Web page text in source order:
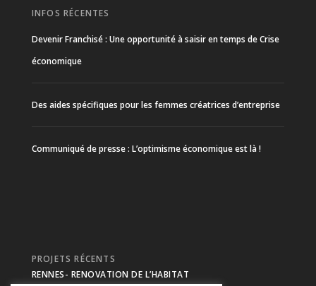
INFOS RÉCENTES
Devenir Franchisé : Une opportunité à saisir en temps de Crise
économique
Des aides spécifiques pour les femmes créatrices d’entreprise
Communiqué de presse : L’optimisme économique est là !
PROJETS RÉCENTS
RENNES- RENOVATION DE L’HABITAT